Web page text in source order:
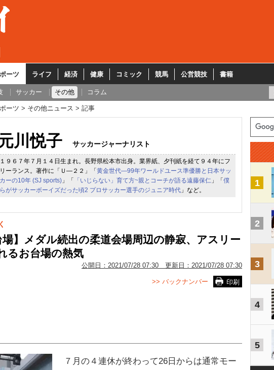
ーツ ライフ 経済 健康 コミック 競馬 公営競技 書籍
サッカー その他 コラム
ーツ その他ニュース 記事
川悦子 サッカージャーナリスト
１９６７年７月１４日生まれ。長野県松本市出身。業界紙、夕刊紙を経て９４年にフ
リーランス。著作に「Ｕ―２２」「 黄金世代―99年ワールドユース準優勝と日本サッ
カーの10年 (SJ sports) 」「 「いじらない」育て方~親とコーチが語る遠藤保仁 」「 僕
らがサッカーボーイズだった頃2 プロサッカー選手のジュニア時代 」など。
場】メダル続出の柔道会場周辺の静寂、アスリー
るお台場の熱気
公開日： 2021/07/28 07:30 更新日： 2021/07/28 07:30
印刷
>> バックナンバー
７月の４連休が終わって26日からは通常モー
1
2
3
4
5